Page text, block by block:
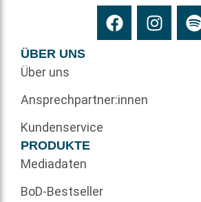
ÜBER UNS
Über uns
Ansprechpartner:innen
Kundenservice
PRODUKTE
Mediadaten
BoD-Bestseller